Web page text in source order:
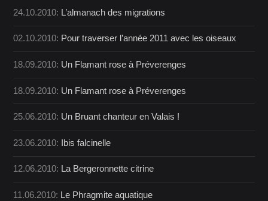
24.10.2010: L’almanach des migrations
02.10.2010: Pour traverser l’année 2011 avec les oiseaux
18.09.2010: Un Flamant rose à Préverenges
18.09.2010: Un Flamant rose à Préverenges
25.06.2010: Un Bruant chanteur en Valais !
23.06.2010: Ibis falcinelle
12.06.2010: La Bergeronnette citrine
11.06.2010: Le Phragmite aquatique